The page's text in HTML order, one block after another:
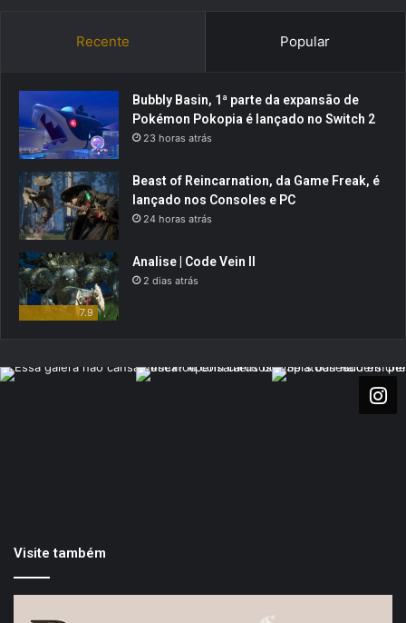
Recente Popular
Bubbly Basin, 1ª parte da expansão de
Pokémon Pokopia é lançado no Switch 2
23 horas atrás
Beast of Reincarnation, da Game Freak, é
lançado nos Consoles e PC
24 horas atrás
7.9
Analise | Code Vein II
2 dias atrás
Visite também